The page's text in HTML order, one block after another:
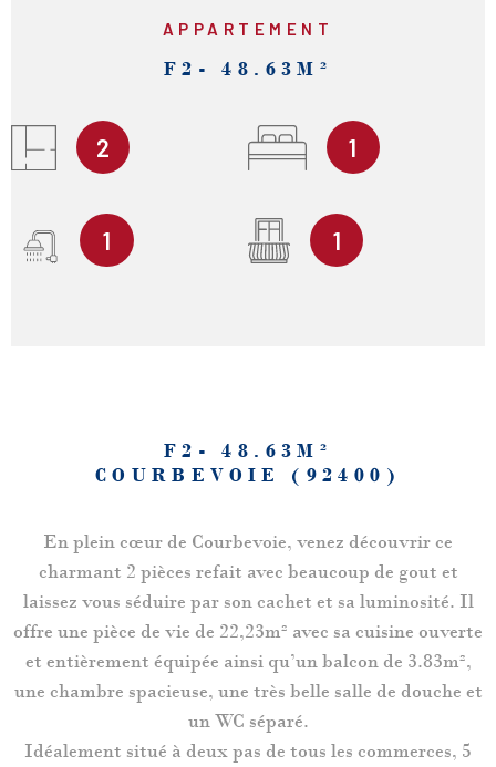
APPARTEMENT
F2- 48.63M²
2 1
1 1
F2- 48.63M²
COURBEVOIE (92400)
En plein cœur de Courbevoie, venez découvrir ce
charmant 2 pièces refait avec beaucoup de gout et
laissez vous séduire par son cachet et sa luminosité. Il
offre une pièce de vie de 22,23m² avec sa cuisine ouverte
et entièrement équipée ainsi qu’un balcon de 3.83m²,
une chambre spacieuse, une très belle salle de douche et
un WC séparé.
Idéalement situé à deux pas de tous les commerces, 5